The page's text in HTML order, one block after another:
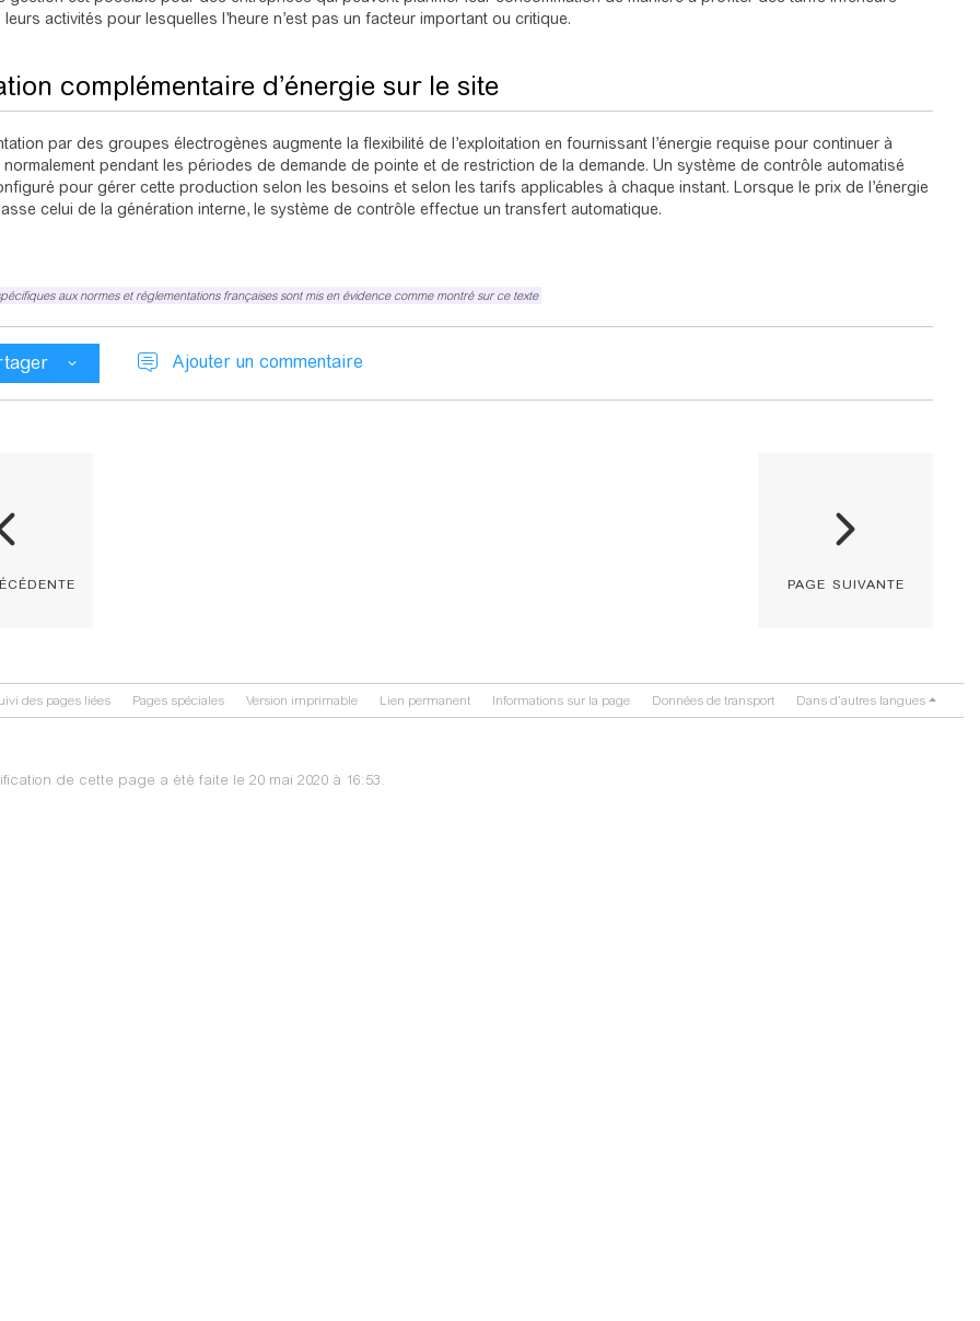
activités pour lesquelles l’heure n’est pas un facteur important ou critique.
complémentaire d’énergie sur le site
par des groupes électrogènes augmente la flexibilité de l’exploitation en fournissant l’énergie requise pour continuer à
pendant les périodes de demande de pointe et de restriction de la demande. Un système de contrôle automatisé
pour gérer cette production selon les besoins et selon les tarifs applicables à chaque instant. Lorsque le prix de l’énergie
celui de la génération interne, le système de contrôle effectue un transfert automatique.
aux normes et réglementations françaises sont mis en évidence comme montré sur ce texte
Ajouter un commentaire
page suivante
des pages liées Pages spéciales Version imprimable Lien permanent Informations sur la page Données de transport Dans d’autres langues
de cette page a été faite le 20 mai 2020 à 16:53.